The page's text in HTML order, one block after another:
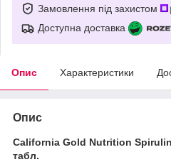
Замовлення під захистом
Доступна доставка
Опис Характеристики
Опис
California Gold Nutrition
табл.